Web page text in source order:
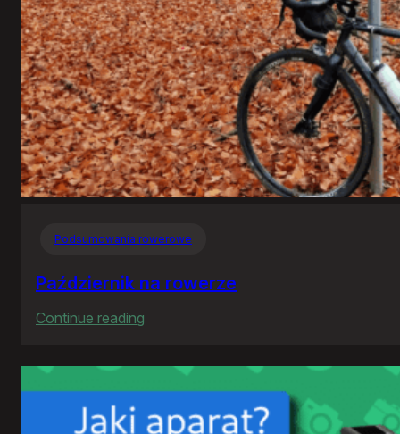
Podsumowania rowerowe
Październik na rowerze
Continue reading
na
rowerze